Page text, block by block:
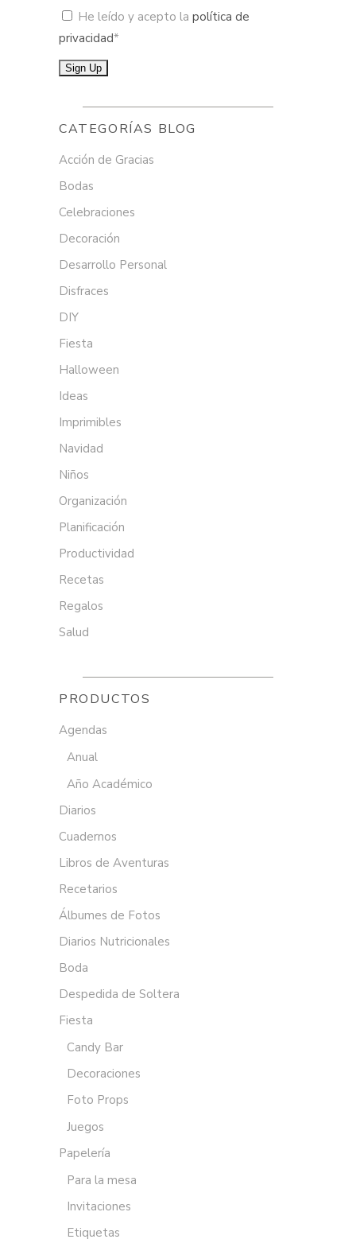
He leído y acepto la política de
privacidad*
CATEGORÍAS BLOG
Acción de Gracias
Bodas
Celebraciones
Decoración
Desarrollo Personal
Disfraces
DIY
Fiesta
Halloween
Ideas
Imprimibles
Navidad
Niños
Organización
Planificación
Productividad
Recetas
Regalos
Salud
PRODUCTOS
Agendas
Anual
Año Académico
Diarios
Cuadernos
Libros de Aventuras
Recetarios
Álbumes de Fotos
Diarios Nutricionales
Boda
Despedida de Soltera
Fiesta
Candy Bar
Decoraciones
Foto Props
Juegos
Papelería
Para la mesa
Invitaciones
Etiquetas